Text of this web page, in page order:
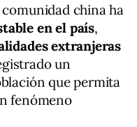
china ha
en el país,
extranjeras
un
que permita
fenómeno